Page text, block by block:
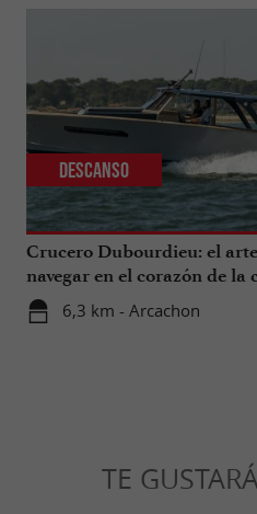
Crucero Dubourdieu: el
navegar en el corazón de la
Arcachon.
6,3 km - Arcachon
Descanso
TE